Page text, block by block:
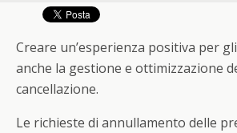
Creare un’esperienza positiva per
anche la gestione e ottimizzazione
cancellazione.
Le richieste di annullamento delle